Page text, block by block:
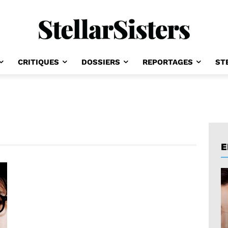
CRITIQUES DOSSIERS REPORTAGES